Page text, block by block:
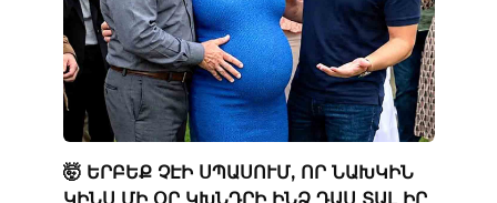
🤯 ԵՐԲԵՔ ՉԷԻ ՍՊԱՍՈՒՄ, ՈՐ ՆԱԽԿԻՆ